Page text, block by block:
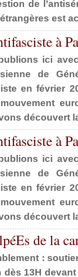
de
est
à
ici
de
en février
découvert
à
ici
de
en février
découvert
de la
:
13H